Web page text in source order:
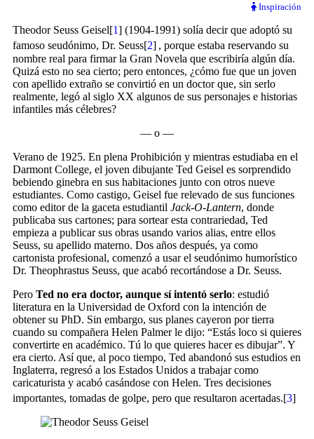
Inspiración
Theodor Seuss Geisel[1] (1904-1991) solía decir que adoptó su
famoso seudónimo, Dr. Seuss[2] , porque estaba reservando su
nombre real para firmar la Gran Novela que escribiría algún día.
Quizá esto no sea cierto; pero entonces, ¿cómo fue que un joven
con apellido extraño se convirtió en un doctor que, sin serlo
realmente, legó al siglo XX algunos de sus personajes e historias
infantiles más célebres?
— o —
Verano de 1925. En plena Prohibición y mientras estudiaba en el
Darmont College, el joven dibujante Ted Geisel es sorprendido
bebiendo ginebra en sus habitaciones junto con otros nueve
estudiantes. Como castigo, Geisel fue relevado de sus funciones
como editor de la gaceta estudiantil Jack-O-Lantern, donde
publicaba sus cartones; para sortear esta contrariedad, Ted
empieza a publicar sus obras usando varios alias, entre ellos
Seuss, su apellido materno. Dos años después, ya como
cartonista profesional, comenzó a usar el seudónimo humorístico
Dr. Theophrastus Seuss, que acabó recortándose a Dr. Seuss.
Pero Ted no era doctor, aunque sí intentó serlo: estudió
literatura en la Universidad de Oxford con la intención de
obtener su PhD. Sin embargo, sus planes cayeron por tierra
cuando su compañera Helen Palmer le dijo: “Estás loco si quieres
convertirte en académico. Tú lo que quieres hacer es dibujar”. Y
era cierto. Así que, al poco tiempo, Ted abandonó sus estudios en
Inglaterra, regresó a los Estados Unidos a trabajar como
caricaturista y acabó casándose con Helen. Tres decisiones
importantes, tomadas de golpe, pero que resultaron acertadas.[3]